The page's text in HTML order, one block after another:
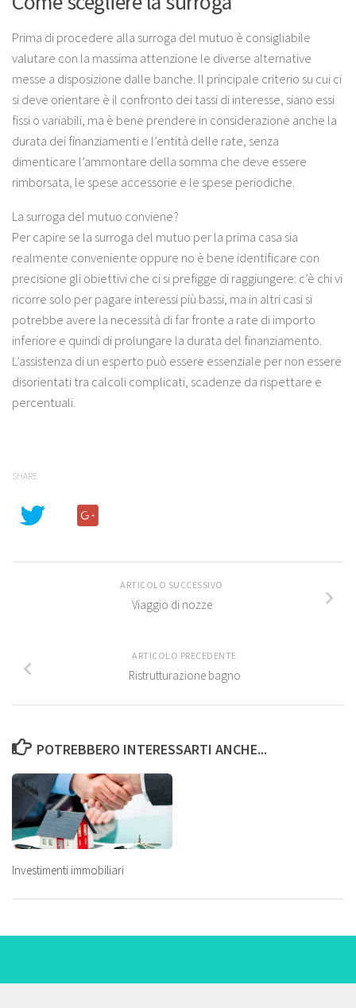
Prima di procedere alla surroga del mutuo è consigliabile
valutare con la massima attenzione le diverse alternative
messe a disposizione dalle banche. Il principale criterio su cui ci
si deve orientare è il confronto dei tassi di interesse, siano essi
fissi o variabili, ma è bene prendere in considerazione anche la
durata dei finanziamenti e l’entità delle rate, senza
dimenticare l’ammontare della somma che deve essere
rimborsata, le spese accessorie e le spese periodiche.
La surroga del mutuo conviene?
Per capire se la surroga del mutuo per la prima casa sia
realmente conveniente oppure no è bene identificare con
precisione gli obiettivi che ci si prefigge di raggiungere: c’è chi vi
ricorre solo per pagare interessi più bassi, ma in altri casi si
potrebbe avere la necessità di far fronte a rate di importo
inferiore e quindi di prolungare la durata del finanziamento.
L’assistenza di un esperto può essere essenziale per non essere
disorientati tra calcoli complicati, scadenze da rispettare e
percentuali.
SHARE
ARTICOLO SUCCESSIVO
Viaggio di nozze
ARTICOLO PRECEDENTE
Ristrutturazione bagno
POTREBBERO INTERESSARTI ANCHE...
Investimenti immobiliari